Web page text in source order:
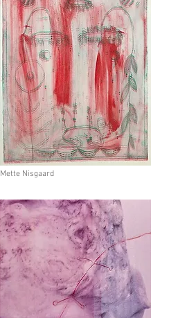
Mette Nisgaard